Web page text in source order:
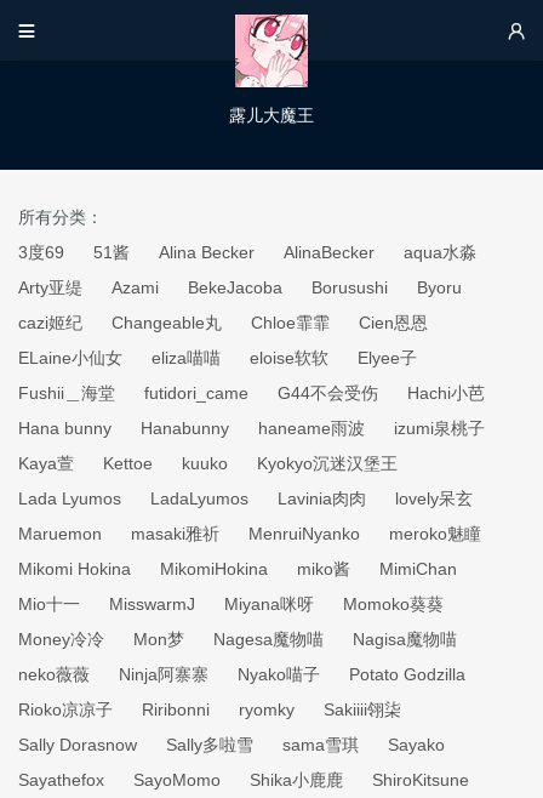
 
露儿大魔王
所有分类：
3度69
51酱 Alina Becker AlinaBecker
aqua水淼
Arty亚缇
Azami BekeJacoba Borusushi
Byoru
cazi姬纪
Changeable丸 Chloe霏霏
Cien恩恩
ELaine小仙女
eliza喵喵 eloise软软
Elyee子
Fushii＿海堂
futidori_came G44不会受伤
Hachi小芭
Hana bunny
Hanabunny haneame雨波
izumi泉桃子
Kaya萱
Kettoe kuuko
Kyokyo沉迷汉堡王
Lada Lyumos
LadaLyumos Lavinia肉肉
lovely呆玄
Maruemon
masaki雅祈 MenruiNyanko
meroko魅瞳
Mikomi Hokina
MikomiHokina miko酱
MimiChan
Mio十一
MisswarmJ Miyana咪呀
Momoko葵葵
Money冷冷
Mon梦 Nagesa魔物喵
Nagisa魔物喵
neko薇薇
Ninja阿寨寨 Nyako喵子
Potato Godzilla
Rioko凉凉子
Riribonni ryomky
Sakiiii翎柒
Sally Dorasnow
Sally多啦雪 sama雪琪
Sayako
Sayathefox
SayoMomo Shika小鹿鹿
ShiroKitsune